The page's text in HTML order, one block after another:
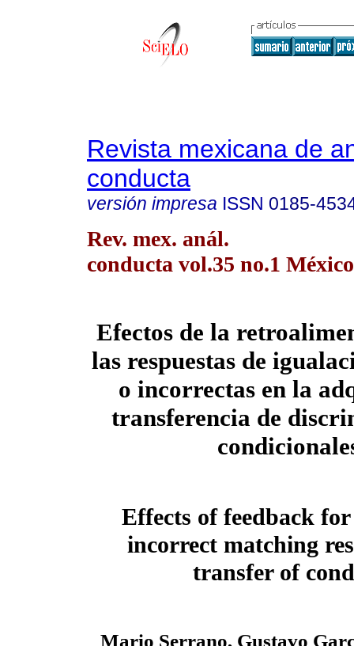
Revista mexicana de
conducta
versión impresa ISSN 0185-
Rev. mex. anál.
conducta vol.35 no.1
Efectos de la
las respuestas de
o incorrectas en la
transferencia de
Effects of feedback
incorrect matching
transfer of
Mario Serrano, Gustavo